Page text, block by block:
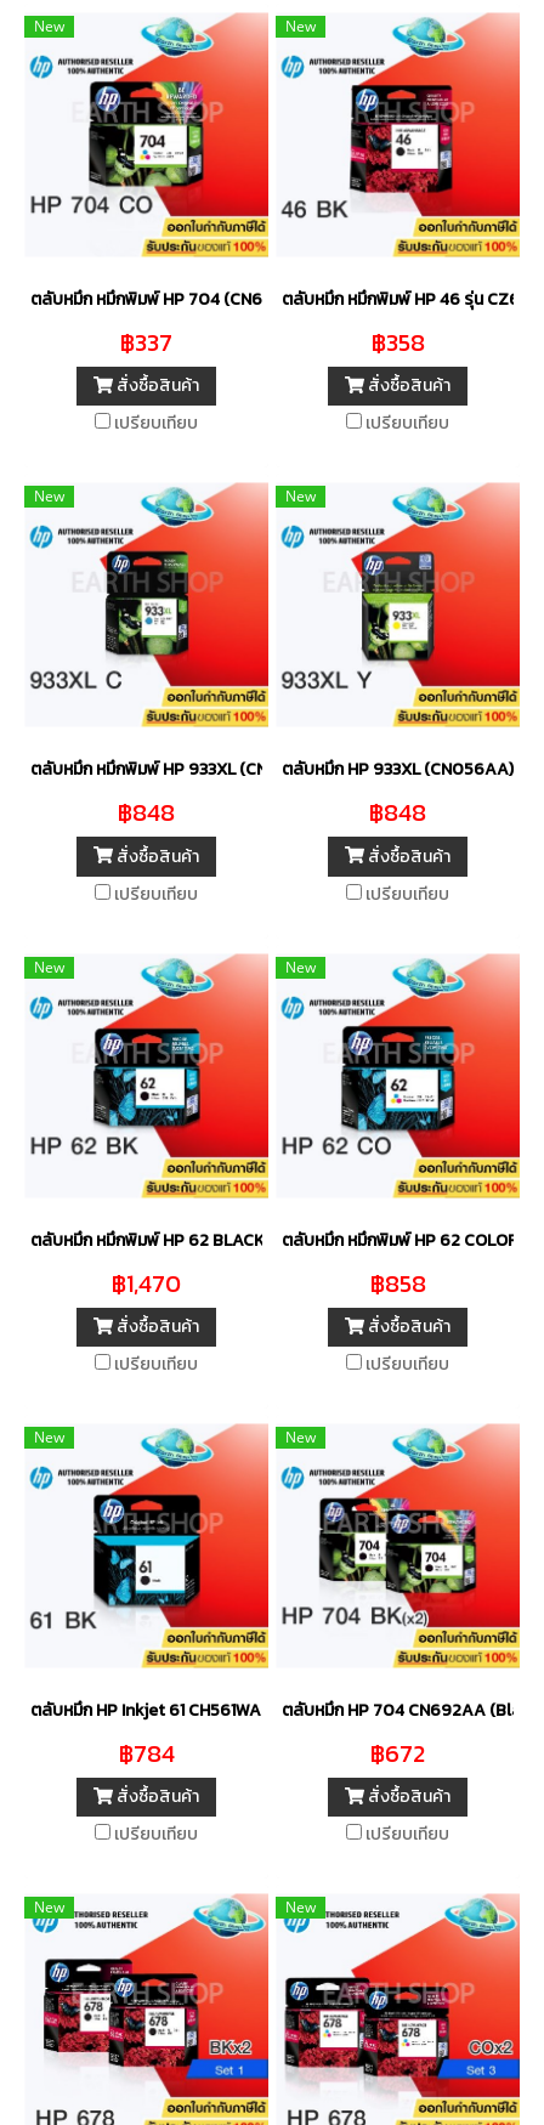
New
ตลับหมึก หมึกพิมพ์ HP 704 (CN693AA) Tri-color ของแท้
฿337
สั่งซื้อสินค้า
เปรียบเทียบ
New
ตลับหมึก หมึกพิมพ์ HP 46 รุ่น
฿358
สั่งซื้อสินค้า
เปรียบเทียบ
New
ตลับหมึก หมึกพิมพ์ HP 933XL (CN054AA) CYAN ของแท้
฿848
สั่งซื้อสินค้า
เปรียบเทียบ
New
ตลับหมึก HP 933XL (CN056AA)
฿848
สั่งซื้อสินค้า
เปรียบเทียบ
New
ตลับหมึก หมึกพิมพ์ HP 62 BLACK (C2P04AA) ของแท้
฿1,470
สั่งซื้อสินค้า
เปรียบเทียบ
New
ตลับหมึก หมึกพิมพ์ HP 62 COLOR
฿858
สั่งซื้อสินค้า
เปรียบเทียบ
New
ตลับหมึก HP Inkjet 61 CH561WA (BLACK) ของแท้
฿784
สั่งซื้อสินค้า
เปรียบเทียบ
New
ตลับหมึก HP 704 CN692AA
฿672
สั่งซื้อสินค้า
เปรียบเทียบ
New New